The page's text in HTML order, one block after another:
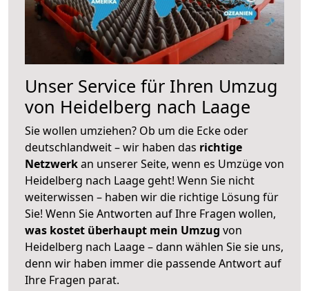
Unser Service für Ihren Umzug
von Heidelberg nach Laage
Sie wollen umziehen? Ob um die Ecke oder
deutschlandweit – wir haben das richtige
Netzwerkan unserer Seite, wenn es Umzüge von
Heidelberg nach Laage geht! Wenn Sie nicht
weiterwissen – haben wir die richtige Lösung für
Sie! Wenn Sie Antworten auf Ihre Fragen wollen,
was kostet überhaupt mein Umzug von
Heidelberg nach Laage – dann wählen Sie sie uns,
denn wir haben immer die passende Antwort auf
Ihre Fragen parat.